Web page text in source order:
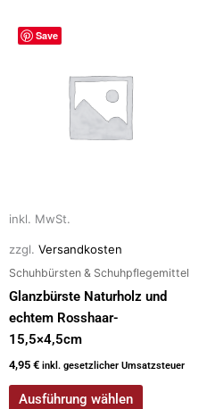
Save
inkl. MwSt.
zzgl. Versandkosten
Schuhbürsten & Schuhpflegemittel
Glanzbürste Naturholz und
echtem Rosshaar-
15,5×4,5cm
4,95 € inkl. gesetzlicher Umsatzsteuer
Ausführung wählen
Dieses
Produkt
auf
Produktseite
gewählt
werden